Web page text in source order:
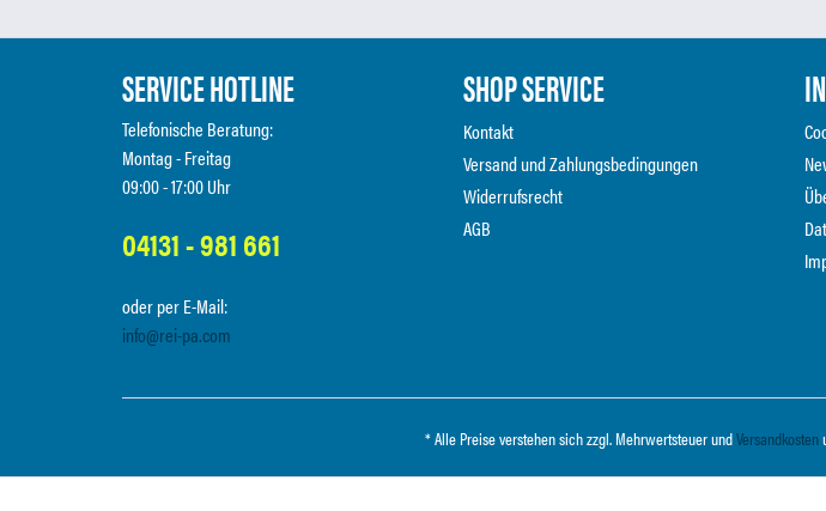
SERVICE HOTLINE
Telefonische Beratung:
Montag - Freitag
09:00 - 17:00 Uhr
04131 - 981 661
oder per E-Mail:
info@rei-pa.com
SHOP SERVICE
Kontakt
Versand und Zahlungsbedingungen
Widerrufsrecht
AGB
* Alle Preise verstehen sich zzgl. Mehrwertsteuer undVersandkosten